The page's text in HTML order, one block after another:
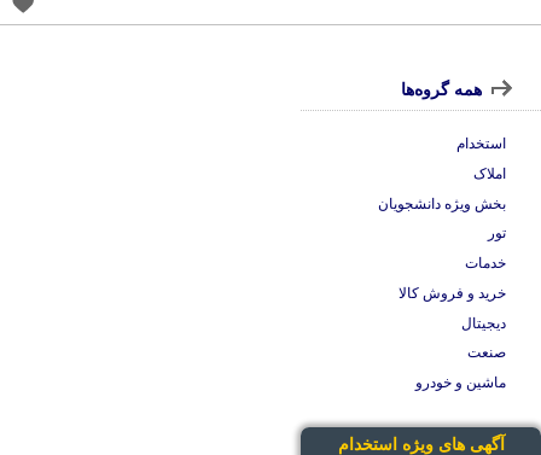
همه گروه‌ها
استخدام
املاک
بخش ویژه دانشجویان
تور
خدمات
خرید و فروش کالا
دیجیتال
صنعت
ماشین و خودرو
آگهی های ویژه استخدام